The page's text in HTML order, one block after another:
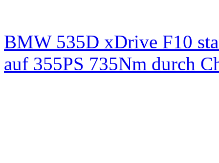
BMW 535D xDrive F10
auf 355PS 735Nm durch